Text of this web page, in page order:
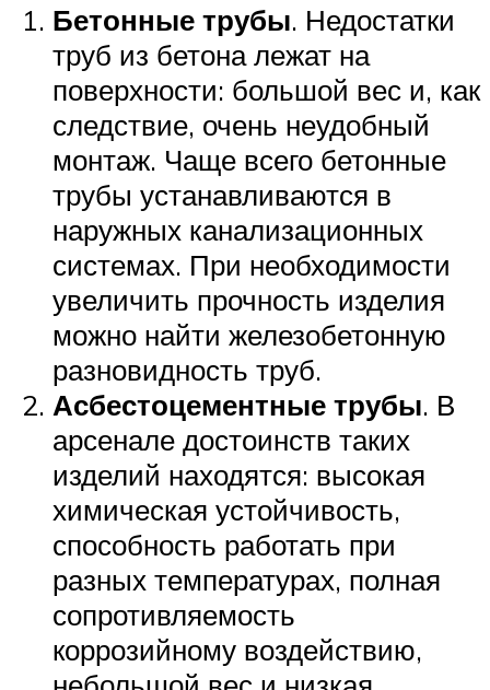
Бетонные трубы. Недостатки
труб из бетона лежат на
поверхности: большой вес и, как
следствие, очень неудобный
монтаж. Чаще всего бетонные
трубы устанавливаются в
наружных канализационных
системах. При необходимости
увеличить прочность изделия
можно найти железобетонную
разновидность труб.
Асбестоцементные трубы. В
арсенале достоинств таких
изделий находятся: высокая
химическая устойчивость,
способность работать при
разных температурах, полная
сопротивляемость
коррозийному воздействию,